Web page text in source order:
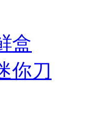
盒
你刀